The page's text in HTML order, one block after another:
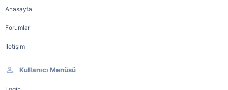
Anasayfa
Forumlar
İletişim
Kullanıcı Menüsü